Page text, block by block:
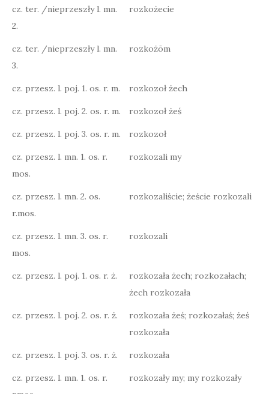
cz. ter. /nieprzeszły l. mn.
2.
rozkożecie
cz. ter. /nieprzeszły l. mn.
3.
rozkożōm
cz. przesz. l. poj. 1. os. r. m. rozkozoł żech
cz. przesz. l. poj. 2. os. r. m. rozkozoł żeś
cz. przesz. l. poj. 3. os. r. m. rozkozoł
cz. przesz. l. mn. 1. os. r.
mos.
rozkozali my
cz. przesz. l. mn. 2. os.
r.mos.
rozkozaliście; żeście rozkozali
cz. przesz. l. mn. 3. os. r.
mos.
rozkozali
cz. przesz. l. poj. 1. os. r. ż.
rozkozała żech; rozkozałach;
żech rozkozała
cz. przesz. l. poj. 2. os. r. ż.
rozkozała żeś; rozkozałaś; żeś
rozkozała
cz. przesz. l. poj. 3. os. r. ż. rozkozała
cz. przesz. l. mn. 1. os. r.
rozkozały my; my rozkozały